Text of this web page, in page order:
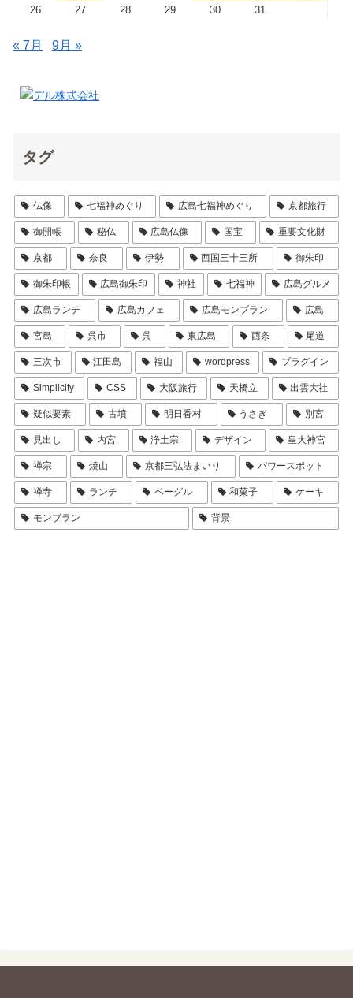
26
27 28 29 30 31
« 7月 9月 »
タグ
仏像 七福神めぐり 広島七福神めぐり 京都旅行
御開帳 秘仏 広島仏像 国宝 重要文化財
京都 奈良 伊勢 西国三十三所 御朱印
御朱印帳 広島御朱印 神社 七福神 広島グルメ
広島ランチ 広島カフェ 広島モンブラン 広島
宮島 呉市 呉 東広島 西条 尾道
三次市 江田島 福山 wordpress プラグイン
Simplicity CSS 大阪旅行 天橋立 出雲大社
疑似要素 古墳 明日香村 うさぎ 別宮
見出し 内宮 浄土宗 デザイン 皇大神宮
禅宗 焼山 京都三弘法まいり パワースポット
禅寺 ランチ ベーグル 和菓子 ケーキ
モンブラン 背景